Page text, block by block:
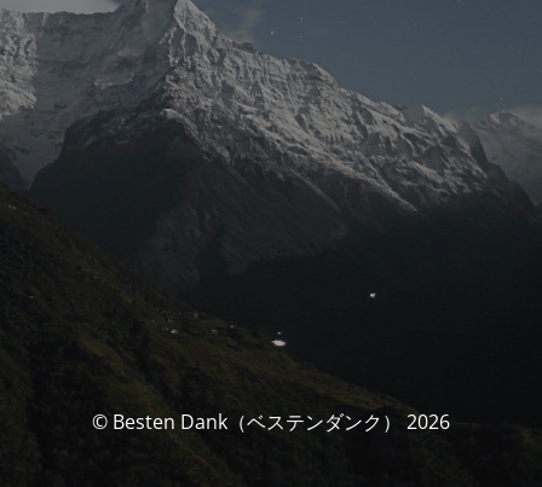
© Besten Dank（ベステンダンク） 2026